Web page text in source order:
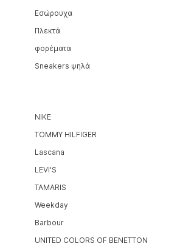
Εσώρουχα
Πλεκτά
φορέματα
Sneakers ψηλά
NIKE
TOMMY HILFIGER
Lascana
LEVI'S
TAMARIS
Weekday
Barbour
UNITED COLORS OF BENETTON